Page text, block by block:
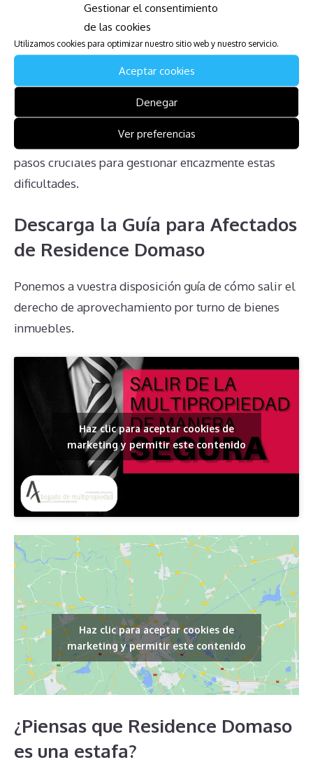
Gestionar el consentimiento
de las cookies
Utilizamos cookies para optimizar nuestro sitio web y nuestro servicio.
Aceptar cookies
Denegar
Ver preferencias
mantenimiento hasta la dificultad para anular
contratos y la inexistencia de un mercado real para
vender la multipropiedad, las complicaciones son
muchas. Además, la falta de información clara y
sincera por parte de la administración puede
complicar aún más la situación. Informarse
adecuadamente y buscar asesoramiento legal son
pasos cruciales para gestionar eficazmente estas
dificultades.
Descarga la Guía para Afectados
de Residence Domaso
Ponemos a vuestra disposición guía de cómo salir el
derecho de aprovechamiento por turno de bienes
inmuebles.
Haz clic para aceptar cookies de
marketing y permitir este contenido
Haz clic para aceptar cookies de
marketing y permitir este contenido
¿Piensas que Residence Domaso
es una estafa?